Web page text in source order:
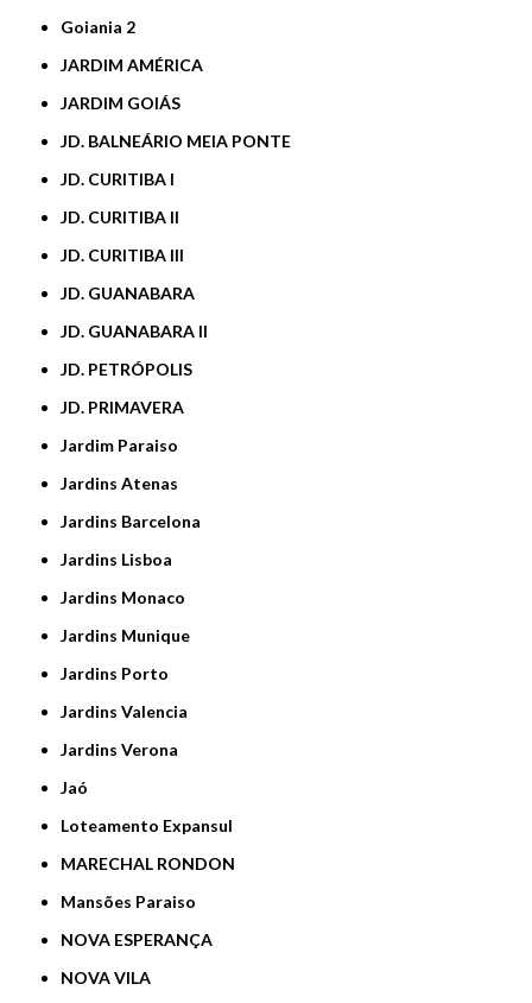
Goiania 2
JARDIM AMÉRICA
JARDIM GOIÁS
JD. BALNEÁRIO MEIA PONTE
JD. CURITIBA I
JD. CURITIBA II
JD. CURITIBA III
JD. GUANABARA
JD. GUANABARA II
JD. PETRÓPOLIS
JD. PRIMAVERA
Jardim Paraiso
Jardins Atenas
Jardins Barcelona
Jardins Lisboa
Jardins Monaco
Jardins Munique
Jardins Porto
Jardins Valencia
Jardins Verona
Jaó
Loteamento Expansul
MARECHAL RONDON
Mansões Paraiso
NOVA ESPERANÇA
NOVA VILA